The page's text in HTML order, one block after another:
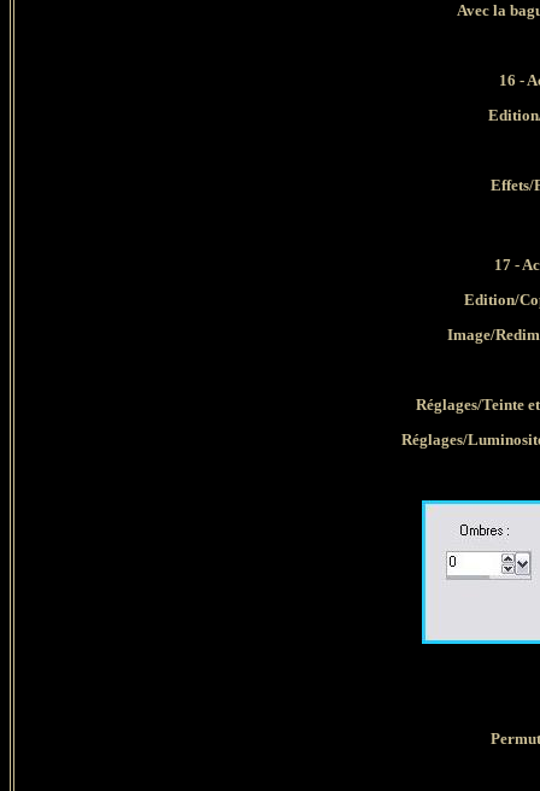
Avec la
16 -
Effets/
17 -
Edition/
Image/
Réglages/Teinte
Réglages/